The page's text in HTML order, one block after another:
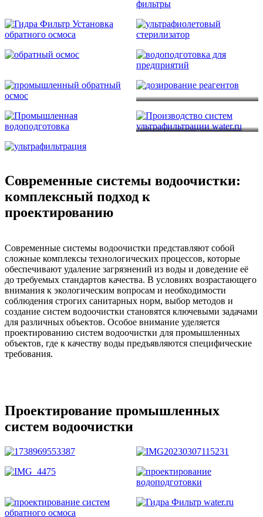
Современные системы водоочистки:
комплексный подход к
проектированию
Современные системы водоочистки представляют собой
сложные комплексы технологических процессов, которые
обеспечивают удаление загрязнений из воды и доведение её
до требуемых стандартов качества. В условиях возрастающего
внимания к экологическим вопросам и необходимости
соблюдения строгих санитарных норм, выбор методов и
создание систем водоочистки становятся ключевыми задачами
для различных объектов. Особое внимание уделяется
проектированию систем водоочистки для промышленных
объектов, где к качеству воды предъявляются специфические
требования.
Проектирование промышленных
систем водоочистки